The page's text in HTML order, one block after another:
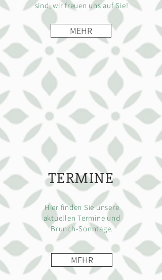
sind, wir freuen uns auf Sie!
MEHR
TERMINE
Hier finden Sie unsere
aktuellen Termine und
Brunch-Sonntage.
MEHR